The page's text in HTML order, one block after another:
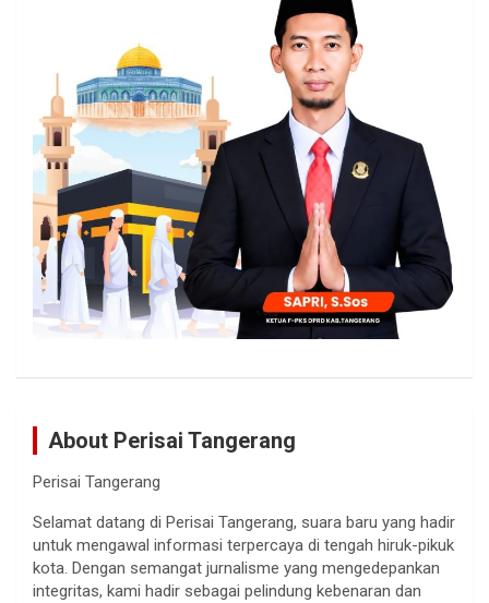
About Perisai Tangerang
Perisai Tangerang
Selamat datang di Perisai Tangerang, suara baru yang hadir
untuk mengawal informasi terpercaya di tengah hiruk-pikuk
kota. Dengan semangat jurnalisme yang mengedepankan
integritas, kami hadir sebagai pelindung kebenaran dan